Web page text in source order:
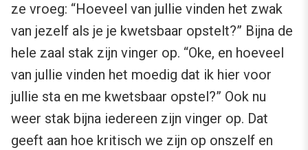
ze vroeg: “Hoeveel van jullie vinden het zwak
van jezelf als je je kwetsbaar opstelt?” Bijna de
hele zaal stak zijn vinger op. “Oke, en hoeveel
van jullie vinden het moedig dat ik hier voor
jullie sta en me kwetsbaar opstel?” Ook nu
weer stak bijna iedereen zijn vinger op. Dat
geeft aan hoe kritisch we zijn op onszelf en